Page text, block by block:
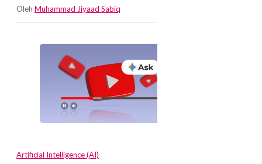
Oleh Muhammad Jiyaad Sabiq
Artificial Intelligence (AI)